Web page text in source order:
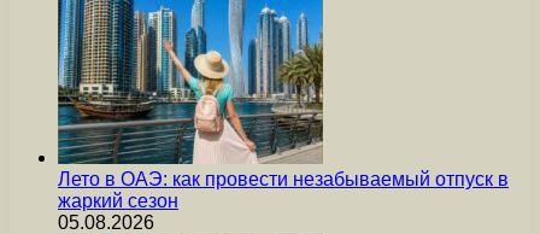
Лето в ОАЭ: как провести незабываемый отпуск в
жаркий сезон
05.08.2026